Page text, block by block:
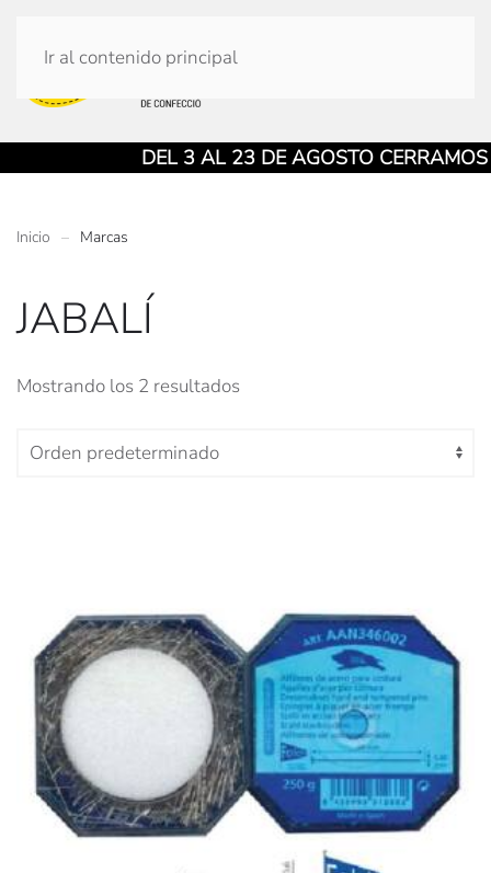
Ir al contenido principal
DEL 3 AL 23 DE AGOSTO CERRAMOS
Inicio Marcas
JABALÍ
Mostrando los 2 resultados